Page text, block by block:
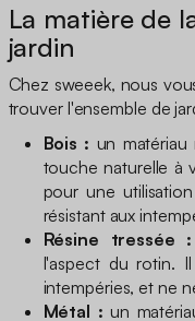
La matière de
jardin
Chez sweeek, nous
trouver l'ensemble de
Bois : un
touche naturelle à
pour une
résistant aux
Résine tressée :
l'aspect du rotin.
intempéries, et ne
Métal : un